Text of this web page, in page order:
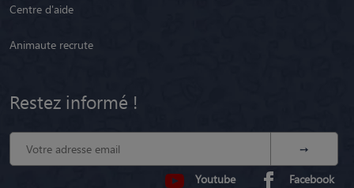
Centre d'aide
Animaute recrute
Restez informé !
Youtube Facebook